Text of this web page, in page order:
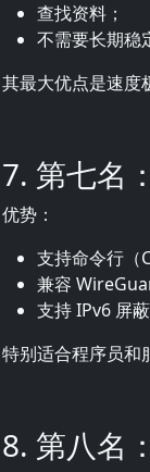
查找资料；
不需要长期稳
其最大优点是速度
7. 第七名
优势：
支持命令行（
兼容
支持 IPv6 屏
特别适合程序员和
8. 第八名